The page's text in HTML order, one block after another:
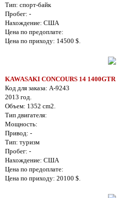
Тип: спорт-байк
Пробег: -
Нахождение: США
Цена по предоплате:
Цена по приходу: 14500 $.
KAWASAKI CONCOURS 14 1400GTR
Код для заказа: A-9243
2013 год.
Объем: 1352 cm2.
Тип двигателя:
Мощность:
Привод: -
Тип: туризм
Пробег: -
Нахождение: США
Цена по предоплате:
Цена по приходу: 20100 $.